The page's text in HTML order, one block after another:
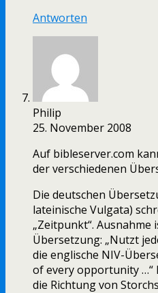
Antworten
Philip
25. November 2008
Auf bibleserver.com
der verschiedenen
Die deutschen
lateinische Vulgata)
„Zeitpunkt“. Ausnahme
Übersetzung: „Nutzt
die englische NIV-
of every opportunity …“
die Richtung von